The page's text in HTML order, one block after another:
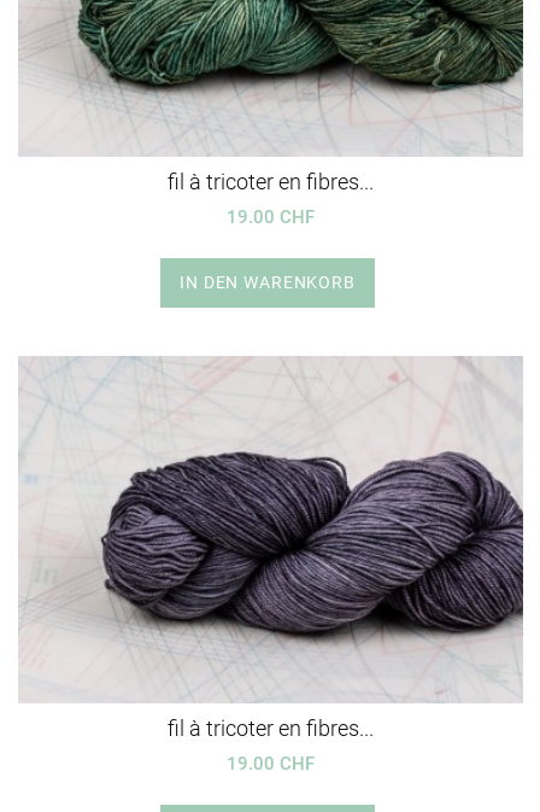
fil à tricoter en fibres...
19.00 CHF
IN DEN WARENKORB
fil à tricoter en fibres...
19.00 CHF